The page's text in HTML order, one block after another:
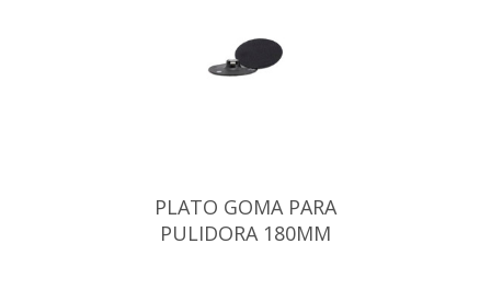
PLATO GOMA PARA
PULIDORA 180MM